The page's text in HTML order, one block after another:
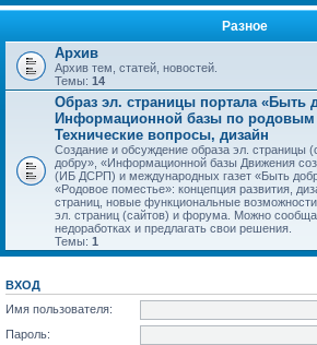
Разное
Архив
Архив тем, статей, новостей.
Темы: 14
Образ эл. страницы портала «Быть
Информационной базы по родовым
Технические вопросы, дизайн
Создание и обсуждение образа эл. страницы
добру», «Информационной базы Движения
(ИБ ДСРП) и международных газет «Быть
«Родовое поместье»: концепция развития,
страниц, новые функциональные
эл. страниц (сайтов) и форума. Можно
недоработках и предлагать свои решения.
Темы: 1
ВХОД
Имя пользователя:
Пароль: